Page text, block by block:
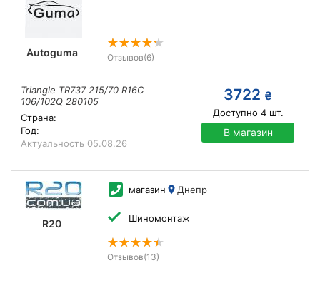
Autoguma Отзывов(6)
Triangle TR737 215/70 R16C
106/102Q 280105
Страна:
Год:
Актуальность 05.08.26
3722 ₴
Доступно 4шт.
В магазин
R20
магазин Днепр
Шиномонтаж
Отзывов(13)